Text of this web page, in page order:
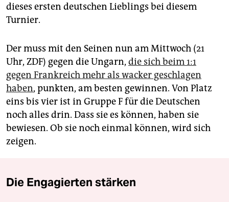
dieses ersten deutschen Lieblings bei diesem
Turnier.
Der muss mit den Seinen nun am Mittwoch (21
Uhr, ZDF) gegen die Ungarn, die sich beim 1:1
gegen Frankreich mehr als wacker geschlagen
haben, punkten, am besten gewinnen. Von Platz
eins bis vier ist in Gruppe F für die Deutschen
noch alles drin. Dass sie es können, haben sie
bewiesen. Ob sie noch einmal können, wird sich
zeigen.
Die Engagierten stärken